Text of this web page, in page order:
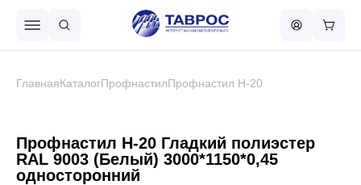
Металлочерепица
ГлавнаяКаталогПрофнастилПрофнастил Н-20
Профнастил Н-20 Гладкий полиэстер
RAL 9003 (Белый) 3000*1150*0,45
односторонний